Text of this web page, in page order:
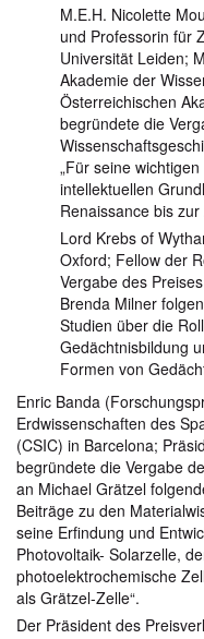
M.E.H. Nicolette
und Professorin für
Universität Leiden;
Akademie der
Österreichischen
begründete die
„Für seine
intellektuellen
Renaissance bis zur
Lord Krebs of
Oxford; Fellow der
Vergabe des
Brenda Milner
Studien über die
Gedächtnisbildung
Formen von
Enric Banda
Erdwissenschaften des
(CSIC) in Barcelona;
begründete die Vergabe
an Michael Grätzel
Beiträge zu den
seine Erfindung und
Photovoltaik- Solarzelle,
photoelektrochemische
als Grätzel-Zelle“.
Der Präsident des